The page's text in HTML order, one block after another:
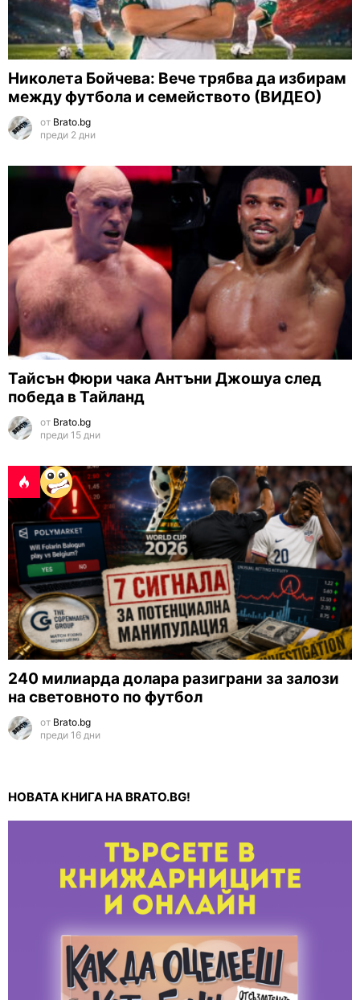
Николета Бойчева: Вече трябва да избирам
между футбола и семейството (ВИДЕО)
от Brato.bg
преди 2 дни
Тайсън Фюри чака Антъни Джошуа след
победа в Тайланд
от Brato.bg
преди 15 дни
240 милиарда долара разиграни за залози
на световното по футбол
от Brato.bg
преди 16 дни
НОВАТА КНИГА НА BRATO.BG!